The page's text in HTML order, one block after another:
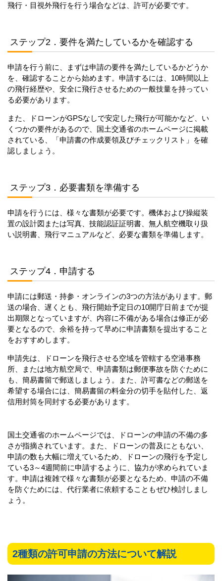
飛行・目視外飛行を行う場合などは、許可が必要です。
ステップ2．要件を満たしているかを確認する
申請を行う前に、まずは申請の要件を満たしているかどうか
を、確認することから始めます。申請するには、10時間以上
の飛行経歴や、安全に飛行させるための一般技量を持ってい
る必要があります。
また、ドローンがGPSなしで安定した飛行が可能かなど、い
くつかの要件があるので、国土交通省のホームページに掲載
されている、「申請書の作成要領及びチェックリスト」を確
認しましょう。
ステップ3．必要書類を準備する
申請を行うには、様々な書類が必要です。機体および操縦装
置の設計図または写真、技能認証証明書、無人航空機取り扱
い説明書、飛行マニュアルなど、必要な書類を準備します。
ステップ4．申請する
申請には郵送・持参・オンラインの3つの方法があります。郵
送の場合、遅くとも、飛行開始予定日の10開庁日前までが提
出期限となっていますが、内容に不備がある場合は修正が必
要となるので、余裕を持って早めに申請書類を提出すること
をおすすめします。
申請先は、ドローンを飛行させる空域を管轄する空港事務
所、または地方航空局で、申請書類は郵便事故を防ぐために
も、簡易書留で郵送しましょう。また、許可書などの郵送を
希望する場合には、簡易書留の料金分の切手を貼付した、返
信用封筒を同封する必要があります。
国土交通省のホームページでは、ドローンの申請の不備の多
さが指摘されています。また、ドローンの普及にともない、
申請の数も大幅に増えているため、ドローンの飛行を予定し
ている3～4週間前に申請するように、協力が求められていま
す。申請は複雑で様々な書類が必要となるため、申請の不備
を防ぐためには、代行業者に依頼することもぜひ検討しまし
ょう。
2種類の許可申請の方法について解説